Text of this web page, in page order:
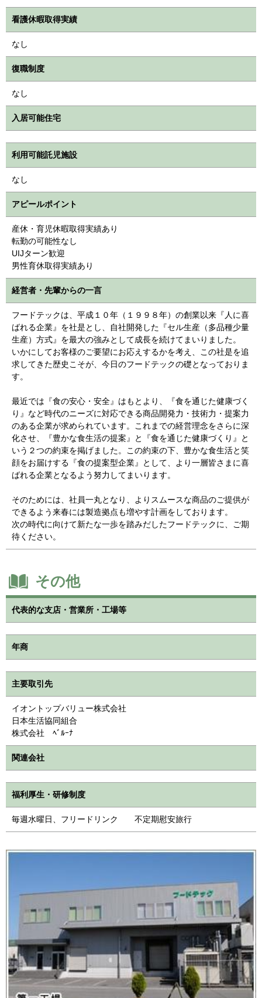
看護休暇取得実績
なし
復職制度
なし
入居可能住宅
利用可能託児施設
なし
アピールポイント
産休・育児休暇取得実績あり
転勤の可能性なし
UIJターン歓迎
男性育休取得実績あり
経営者・先輩からの一言
フードテックは、平成１０年（１９９８年）の創業以来『人に喜
ばれる企業』を社是とし、自社開発した『セル生産（多品種少量
生産）方式』を最大の強みとして成長を続けてまいりました。
いかにしてお客様のご要望にお応えするかを考え、この社是を追
求してきた歴史こそが、今日のフードテックの礎となっておりま
す。
最近では『食の安心・安全』はもとより、『食を通じた健康づく
り』など時代のニーズに対応できる商品開発力・技術力・提案力
のある企業が求められています。これまでの経営理念をさらに深
化させ、『豊かな食生活の提案』と『食を通じた健康づくり』と
いう２つの約束を掲げました。この約束の下、豊かな食生活と笑
顔をお届けする『食の提案型企業』として、より一層皆さまに喜
ばれる企業となるよう努力してまいります。
そのためには、社員一丸となり、よりスムースな商品のご提供が
できるよう来春には製造拠点も増やす計画をしております。
次の時代に向けて新たな一歩を踏みだしたフードテックに、ご期
待ください。
その他
代表的な支店・営業所・工場等
年商
主要取引先
イオントップバリュー株式会社
日本生活協同組合
株式会社 ﾍﾞﾙｰﾅ
関連会社
福利厚生・研修制度
毎週水曜日、フリードリンク 不定期慰安旅行